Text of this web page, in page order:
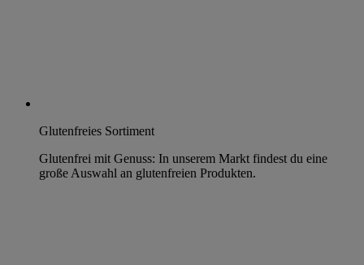
Glutenfreies Sortiment
Glutenfrei mit Genuss: In unserem Markt findest du eine
große Auswahl an glutenfreien Produkten.